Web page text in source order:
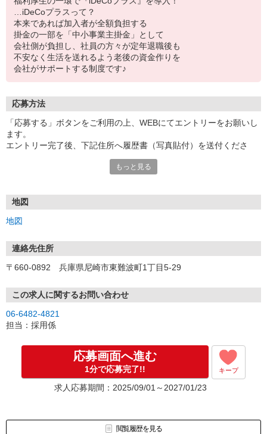
…iDeCoプラスって？
本来であれば加入者が全額負担する
掛金の一部を「中小事業主掛金」として
会社側が負担し、社員の方々が定年退職後も
不安なく生活を送れるよう老後の資金作りを
会社がサポートする制度です♪
応募方法
「応募する」ボタンをご利用の上、WEBにてエントリーをお願いし
ます。
エントリー完了後、下記住所へ履歴書（写真貼付）を送付くださ
メールでの履歴書送付も可能です。
WEBエントリー
履歴書送付
①郵送：下記住所宛に「応募職種」を記載の上送付
②メール：WEBエントリー完了後「応募受付完了/書類送付依頼」メ
書類選考（書類到着後1〜2日）
↓
面接のご案内&日程調整
1次面接
※入社時期に関しては相談に応じますので、お気軽にお問い合わせ
もっと見る
地図
地図
連絡先住所
〒660-0892 兵庫県尼崎市東難波町1丁目5-29
この求人に関するお問い合わせ
06-6482-4821
担当：採用係
応募画面へ進む
1分で応募完了!! キープ
求人応募期間：2025/09/01～2027/01/23
閲覧履歴を見る